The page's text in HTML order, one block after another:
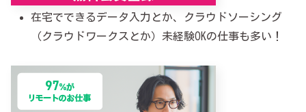
在宅でできるデータ入力とか、クラウドソーシング
（クラウドワークスとか）未経験OKの仕事も多い！